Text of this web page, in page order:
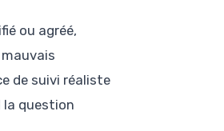
ou agréé,
de suivi réaliste
la question